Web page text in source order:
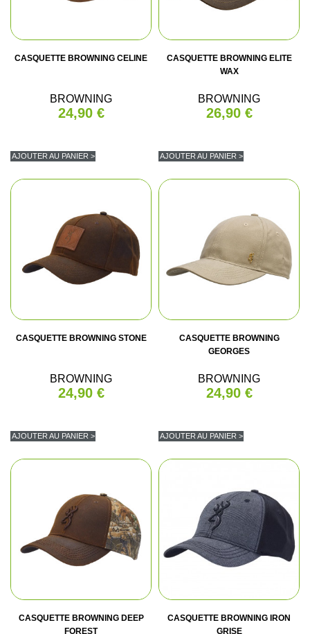
CASQUETTE BROWNING CELINE
BROWNING
24,90 €
AJOUTER AU PANIER >
CASQUETTE BROWNING ELITE
WAX
BROWNING
26,90 €
AJOUTER AU PANIER >
CASQUETTE BROWNING STONE
BROWNING
24,90 €
AJOUTER AU PANIER >
CASQUETTE BROWNING
GEORGES
BROWNING
24,90 €
AJOUTER AU PANIER >
CASQUETTE BROWNING DEEP
FOREST
CASQUETTE BROWNING IRON
GRISE